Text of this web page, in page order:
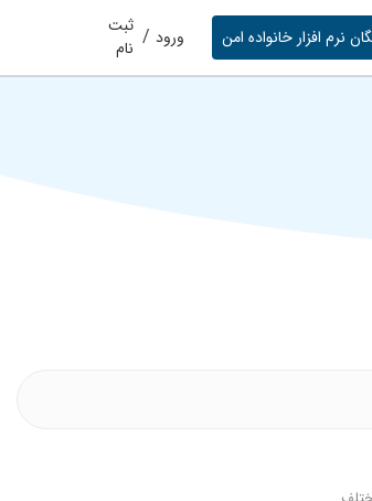
نرم افزار خانواده امن ورود / ثبت
نام